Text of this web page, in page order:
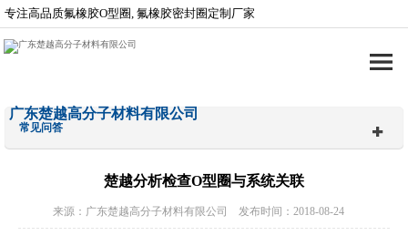
专注高品质氟橡胶O型圈, 氟橡胶密封圈定制厂家
广东楚越高分子材料有限公司
常见问答
楚越分析检查O型圈与系统关联
来源：广东楚越高分子材料有限公司 发布时间：2018-08-24